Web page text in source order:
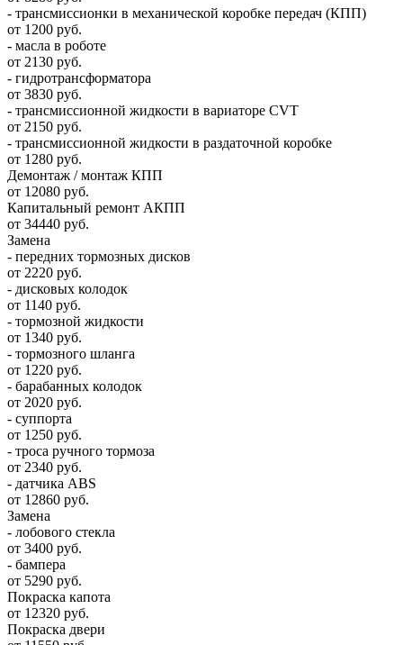
- трансмиссионки в механической коробке передач (КПП)
от 1200 руб.
- масла в роботе
от 2130 руб.
- гидротрансформатора
от 3830 руб.
- трансмиссионной жидкости в вариаторе CVT
от 2150 руб.
- трансмиссионной жидкости в раздаточной коробке
от 1280 руб.
Демонтаж / монтаж КПП
от 12080 руб.
Капитальный ремонт АКПП
от 34440 руб.
Замена
- передних тормозных дисков
от 2220 руб.
- дисковых колодок
от 1140 руб.
- тормозной жидкости
от 1340 руб.
- тормозного шланга
от 1220 руб.
- барабанных колодок
от 2020 руб.
- суппорта
от 1250 руб.
- троса ручного тормоза
от 2340 руб.
- датчика ABS
от 12860 руб.
Замена
- лобового стекла
от 3400 руб.
- бампера
от 5290 руб.
Покраска капота
от 12320 руб.
Покраска двери